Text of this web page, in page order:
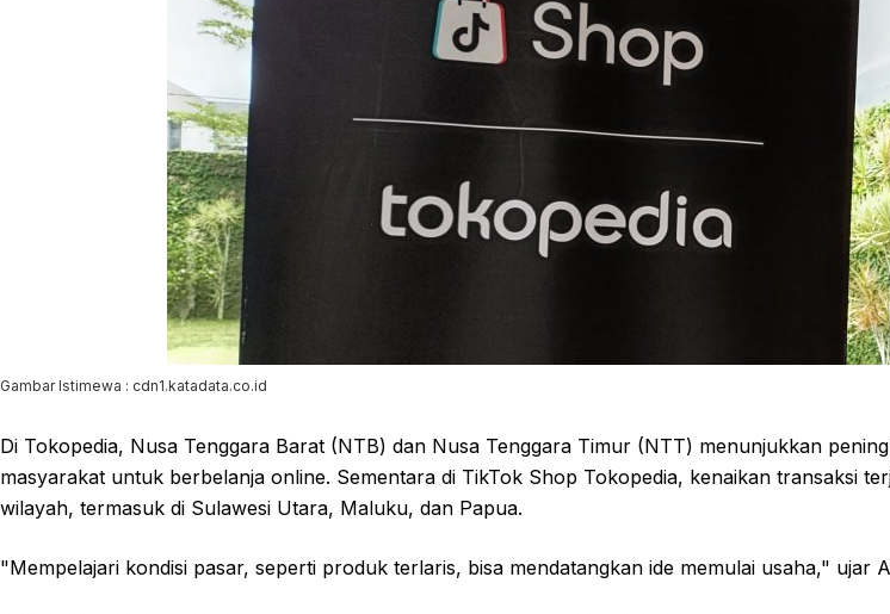
Gambar Istimewa : cdn1.katadata.co.id
Di Tokopedia, Nusa Tenggara Barat (NTB) dan Nusa Tenggara Timur (NTT) menunjukkan
masyarakat untuk berbelanja online. Sementara di TikTok Shop Tokopedia, kenaikan transaksi
wilayah, termasuk di Sulawesi Utara, Maluku, dan Papua.
"Mempelajari kondisi pasar, seperti produk terlaris, bisa mendatangkan ide memulai usaha," ujar